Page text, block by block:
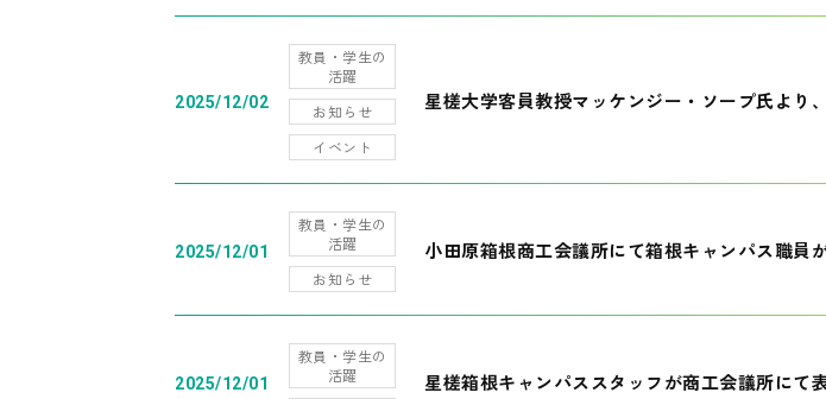
2025/12/02
教員・学生の
活躍
お知らせ
イベント
星槎大学客員教授マッケンジー・ソープ氏より
2025/12/01
教員・学生の
活躍
お知らせ
小田原箱根商工会議所にて箱根キャンパス職員
2025/12/01
教員・学生の
活躍
星槎箱根キャンパススタッフが商工会議所にて